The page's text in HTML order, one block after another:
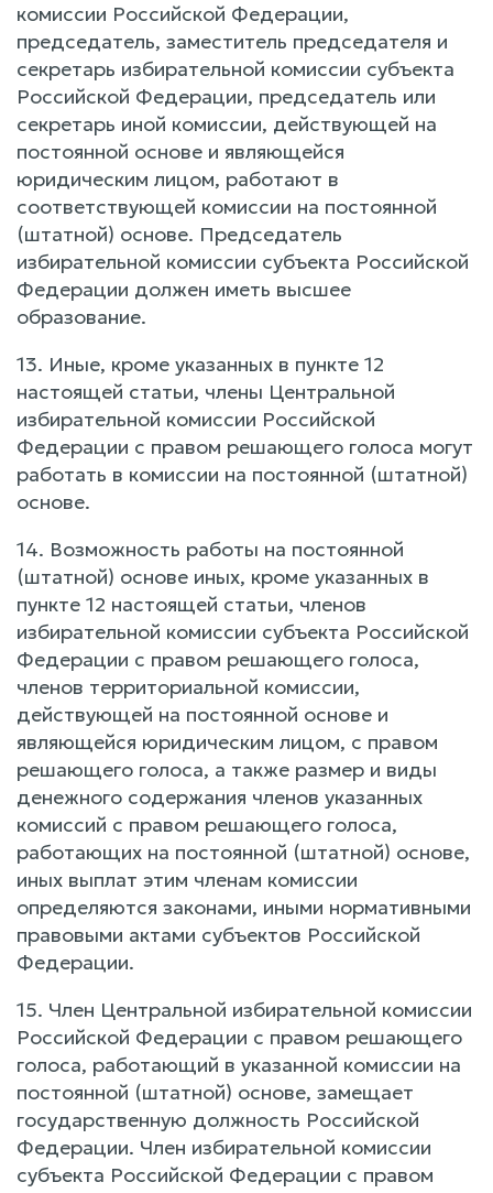
комиссии Российской Федерации,
председатель, заместитель председателя и
секретарь избирательной комиссии субъекта
Российской Федерации, председатель или
секретарь иной комиссии, действующей на
постоянной основе и являющейся
юридическим лицом, работают в
соответствующей комиссии на постоянной
(штатной) основе. Председатель
избирательной комиссии субъекта Российской
Федерации должен иметь высшее
образование.
13. Иные, кроме указанных в пункте 12
настоящей статьи, члены Центральной
избирательной комиссии Российской
Федерации с правом решающего голоса могут
работать в комиссии на постоянной (штатной)
основе.
14. Возможность работы на постоянной
(штатной) основе иных, кроме указанных в
пункте 12 настоящей статьи, членов
избирательной комиссии субъекта Российской
Федерации с правом решающего голоса,
членов территориальной комиссии,
действующей на постоянной основе и
являющейся юридическим лицом, с правом
решающего голоса, а также размер и виды
денежного содержания членов указанных
комиссий с правом решающего голоса,
работающих на постоянной (штатной) основе,
иных выплат этим членам комиссии
определяются законами, иными нормативными
правовыми актами субъектов Российской
Федерации.
15. Член Центральной избирательной комиссии
Российской Федерации с правом решающего
голоса, работающий в указанной комиссии на
постоянной (штатной) основе, замещает
государственную должность Российской
Федерации. Член избирательной комиссии
субъекта Российской Федерации с правом